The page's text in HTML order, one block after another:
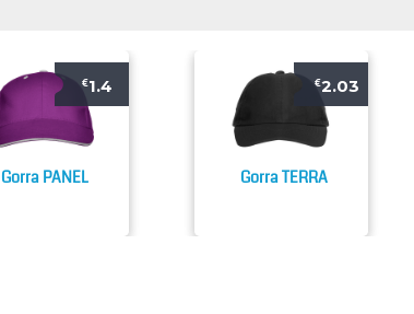
€1.4
Gorra PANEL
€2.03
Gorra TERRA